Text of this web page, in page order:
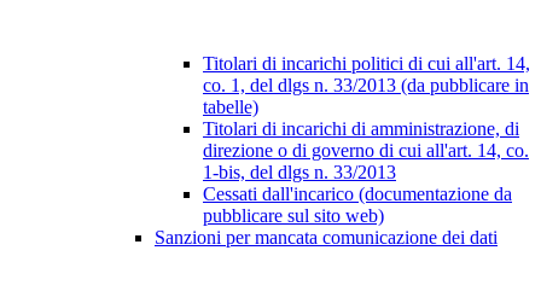
Titolari di incarichi politici di cui all'art. 14,
co. 1, del dlgs n. 33/2013 (da pubblicare in
tabelle)
Titolari di incarichi di amministrazione, di
direzione o di governo di cui all'art. 14, co.
1-bis, del dlgs n. 33/2013
Cessati dall'incarico (documentazione da
pubblicare sul sito web)
Sanzioni per mancata comunicazione dei dati